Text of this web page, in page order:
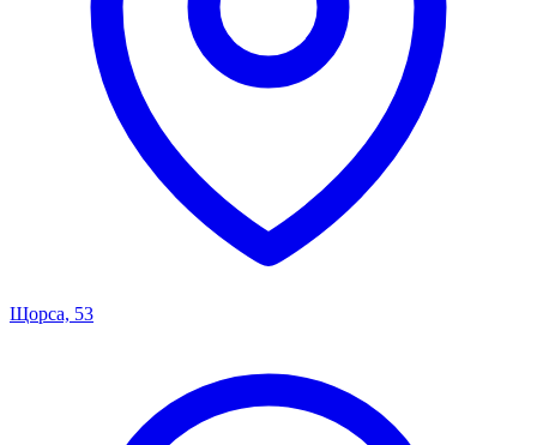
Щорса, 53